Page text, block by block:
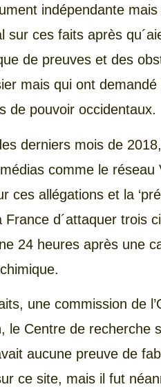
indépendante
sur ces faits après
de preuves et des
mais qui ont
de pouvoir occidentaux.
derniers mois de
comme le réseau
ces allégations et la
France d´attaquer trois
24 heures après une
une commission de
le Centre de recherche
aucune preuve de
ce site, mais il fut